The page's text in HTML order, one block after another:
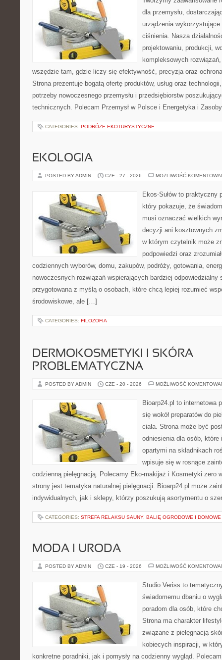
dla przemysłu,
urządzenia
ciśnienia. Nasza
projektowaniu, produkcji,
kompleksowych
wszędzie tam, gdzie liczy się efektywność, precyzja oraz
Strona prezentuje bogatą ofertę produktów, usług oraz
potrzeby nowoczesnego przemysłu i przedsiębiorstw
technicznych. Polecam Przemysł w Polsce i Energetyka i
CATEGORIES: PODRÓŻE EKOTURYSTYCZNE
EKOLOGIA
POSTED BY ADMIN CZE - 27 - 2026 MOŻLIWOŚĆ
Ekos-Sułów to praktyczny
który pokazuje, że
musi oznaczać wielkich
decyzji ani kosztownych
w którym czytelnik może
podpowiedzi oraz
codziennych wyborów, domu, zakupów, podróży, gotowania,
nowoczesnych rozwiązań wspierających bardziej odpowiedzialny
przygotowana z myślą o osobach, które chcą lepiej rozumieć
środowiskowe, ale […]
CATEGORIES: FILOZOFIA
DERMOKOSMETYKI I SKÓRA
PROBLEMATYCZNA
POSTED BY ADMIN CZE - 20 - 2026 MOŻLIWOŚĆ
Bioarp24.pl to internetowa
się wokół preparatów do
ciała. Strona może być
odniesienia dla osób,
opartymi na składnikach
wpisuje się w rosnące
codzienną pielęgnacją. Polecamy Eko-makijaż i Kosmetyki zero
strony jest tematyka naturalnej pielęgnacji. Bioarp24.pl może
indywidualnych, jak i sklepy, którzy poszukują asortymentu o
CATEGORIES: STREFA RELAKSU SAUNY, BALIĘ OGRODOWE I DOMOWE
MODA I URODA
POSTED BY ADMIN CZE - 19 - 2026 MOŻLIWOŚĆ
Studio Veriss to
świadomemu dbaniu o
poradom dla osób, które
Strona ma charakter
związane z pielęgnacją
kobiecych inspiracji, w
konkretne poradniki, jak i pomysły na codzienny wygląd.